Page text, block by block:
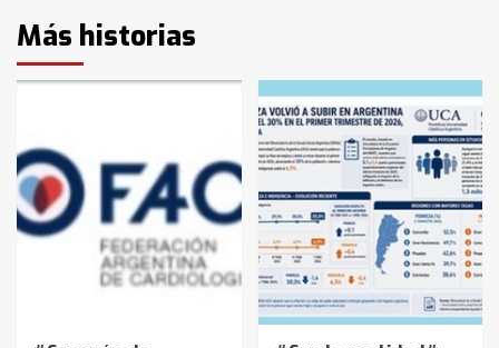
Más historias